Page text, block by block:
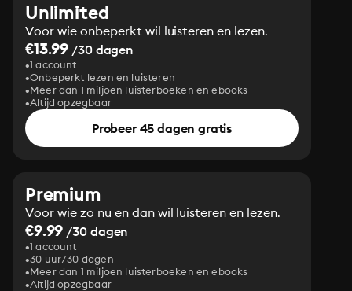
Unlimited
Voor wie onbeperkt wil luisteren en lezen.
€13.99 /30 dagen
1 account
Onbeperkt lezen en luisteren
Meer dan 1 miljoen luisterboeken en ebooks
Altijd opzegbaar
Probeer 45 dagen gratis
Premium
Voor wie zo nu en dan wil luisteren en lezen.
€9.99 /30 dagen
1 account
30 uur/30 dagen
Meer dan 1 miljoen luisterboeken en ebooks
Altijd opzegbaar